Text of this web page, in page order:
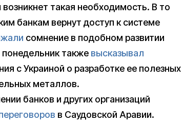
такая необходимость. В то
банкам вернут доступ к системе
сомнение в подобном развитии
также высказывал
с Украиной о разработке ее полезных
металлов.
банков и других организаций
в Саудовской Аравии.